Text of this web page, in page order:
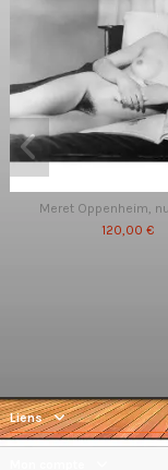
Meret Oppenheim,
120,00 €
Liens